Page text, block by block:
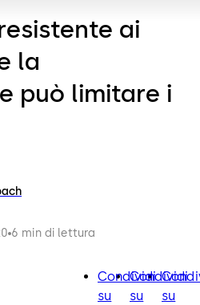
ai
la
può limitare i
6 min di lettura
Condividi
su
facebook
Condividi
su
twitter
su